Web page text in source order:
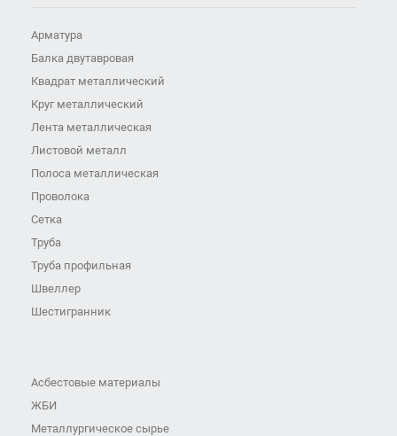
Арматура
Балка двутавровая
Квадрат металлический
Круг металлический
Лента металлическая
Листовой металл
Полоса металлическая
Проволока
Сетка
Труба
Труба профильная
Швеллер
Шестигранник
Асбестовые материалы
ЖБИ
Металлургическое сырье